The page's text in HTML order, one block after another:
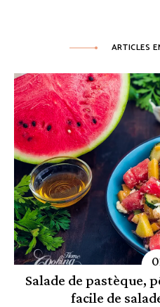
ARTICLES
Salade de pastèque,
facile de